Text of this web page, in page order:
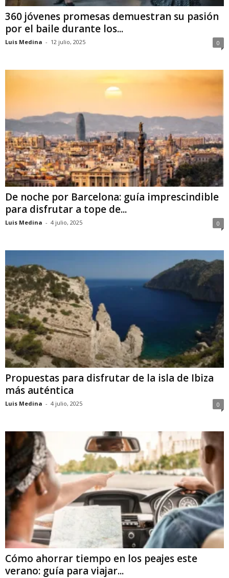
360 jóvenes promesas demuestran su pasión
por el baile durante los...
Luis Medina - 12 julio, 2025 0
De noche por Barcelona: guía imprescindible
para disfrutar a tope de...
Luis Medina - 4 julio, 2025 0
Propuestas para disfrutar de la isla de Ibiza
más auténtica
Luis Medina - 4 julio, 2025 0
Cómo ahorrar tiempo en los peajes este
verano: guía para viajar...